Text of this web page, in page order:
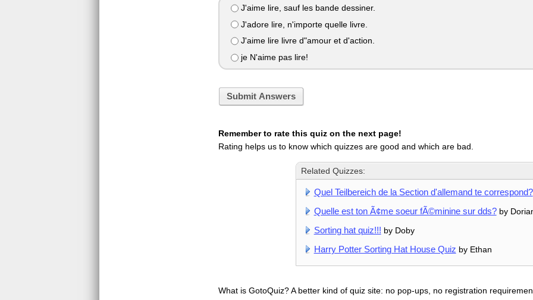
J'aime lire, sauf les bande dessiner.
J'adore lire, n'importe quelle livre.
J'aime lire livre d"amour et d'action.
je N'aime pas lire!
Submit Answers
Remember to rate this quiz on the next page!
Rating helps us to know which quizzes are good and which are bad.
Related Quizzes:
Quel Teilbereich de la Section d'allemand te correspond?
Quelle est ton Ã¢me soeur fÃ©minine sur dds?by
Sorting hat quiz!!! by Doby
Harry Potter Sorting Hat House Quiz by Ethan
What is GotoQuiz? A better kind of quiz site: no pop-ups, no registration